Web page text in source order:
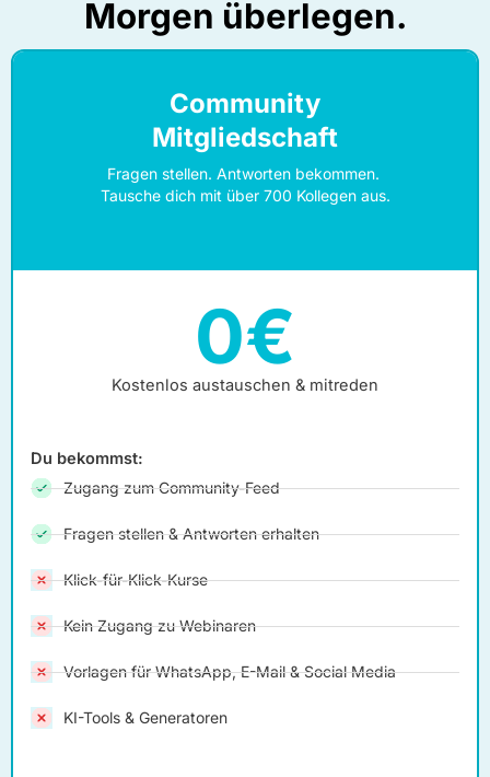
Morgen überlegen.
Community
Mitgliedschaft
Fragen stellen. Antworten bekommen.
Tausche dich mit über 700 Kollegen aus.
0€
Kostenlos austauschen & mitreden
Du bekommst:
Zugang zum Community-Feed
Fragen stellen & Antworten erhalten
Klick-für-Klick-Kurse
Kein Zugang zu Webinaren
Vorlagen für WhatsApp, E-Mail & Social Media
KI-Tools & Generatoren